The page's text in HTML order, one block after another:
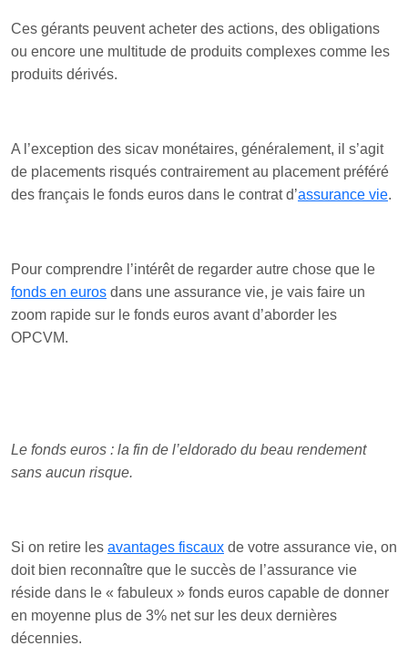
Ces gérants peuvent acheter des actions, des obligations
ou encore une multitude de produits complexes comme les
produits dérivés.
A l’exception des sicav monétaires, généralement, il s’agit
de placements risqués contrairement au placement préféré
des français le fonds euros dans le contrat d’assurance vie.
Pour comprendre l’intérêt de regarder autre chose que le
fonds en euros dans une assurance vie, je vais faire un
zoom rapide sur le fonds euros avant d’aborder les
OPCVM.
Le fonds euros : la fin de l’eldorado du beau rendement
sans aucun risque.
Si on retire les avantages fiscaux de votre assurance vie, on
doit bien reconnaître que le succès de l’assurance vie
réside dans le « fabuleux » fonds euros capable de donner
en moyenne plus de 3% net sur les deux dernières
décennies.